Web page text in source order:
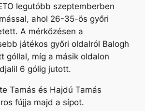
legutóbb szeptemberben
ahol 26-35-ös győri
A mérkőzésen a
játékos győri oldalról Balogh
góllal, míg a másik oldalon
6 gólig jutott.
Tamás és Hajdú Tamás
fújja majd a sípot.